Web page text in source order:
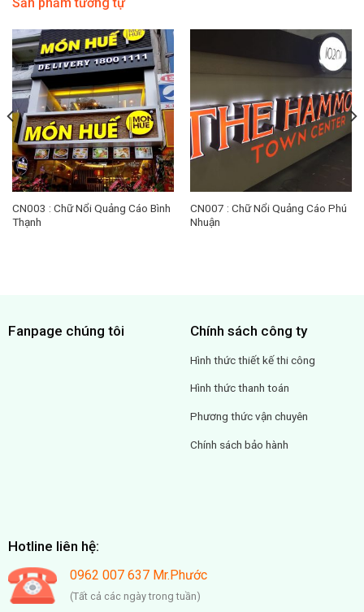
Sản phẩm tương tự
CN003 : Chữ Nổi Quảng Cáo Bình
Thạnh
CN007 : Chữ Nổi Quảng Cáo Phú
Nhuận
Fanpage chúng tôi Chính sách công ty
Hình thức thiết kế thi công
Hình thức thanh toán
Phương thức vận chuyên
Chính sách bảo hành
Hotline liên hệ:
0962 007 637 Mr.Phước
(Tất cả các ngày trong tuần)